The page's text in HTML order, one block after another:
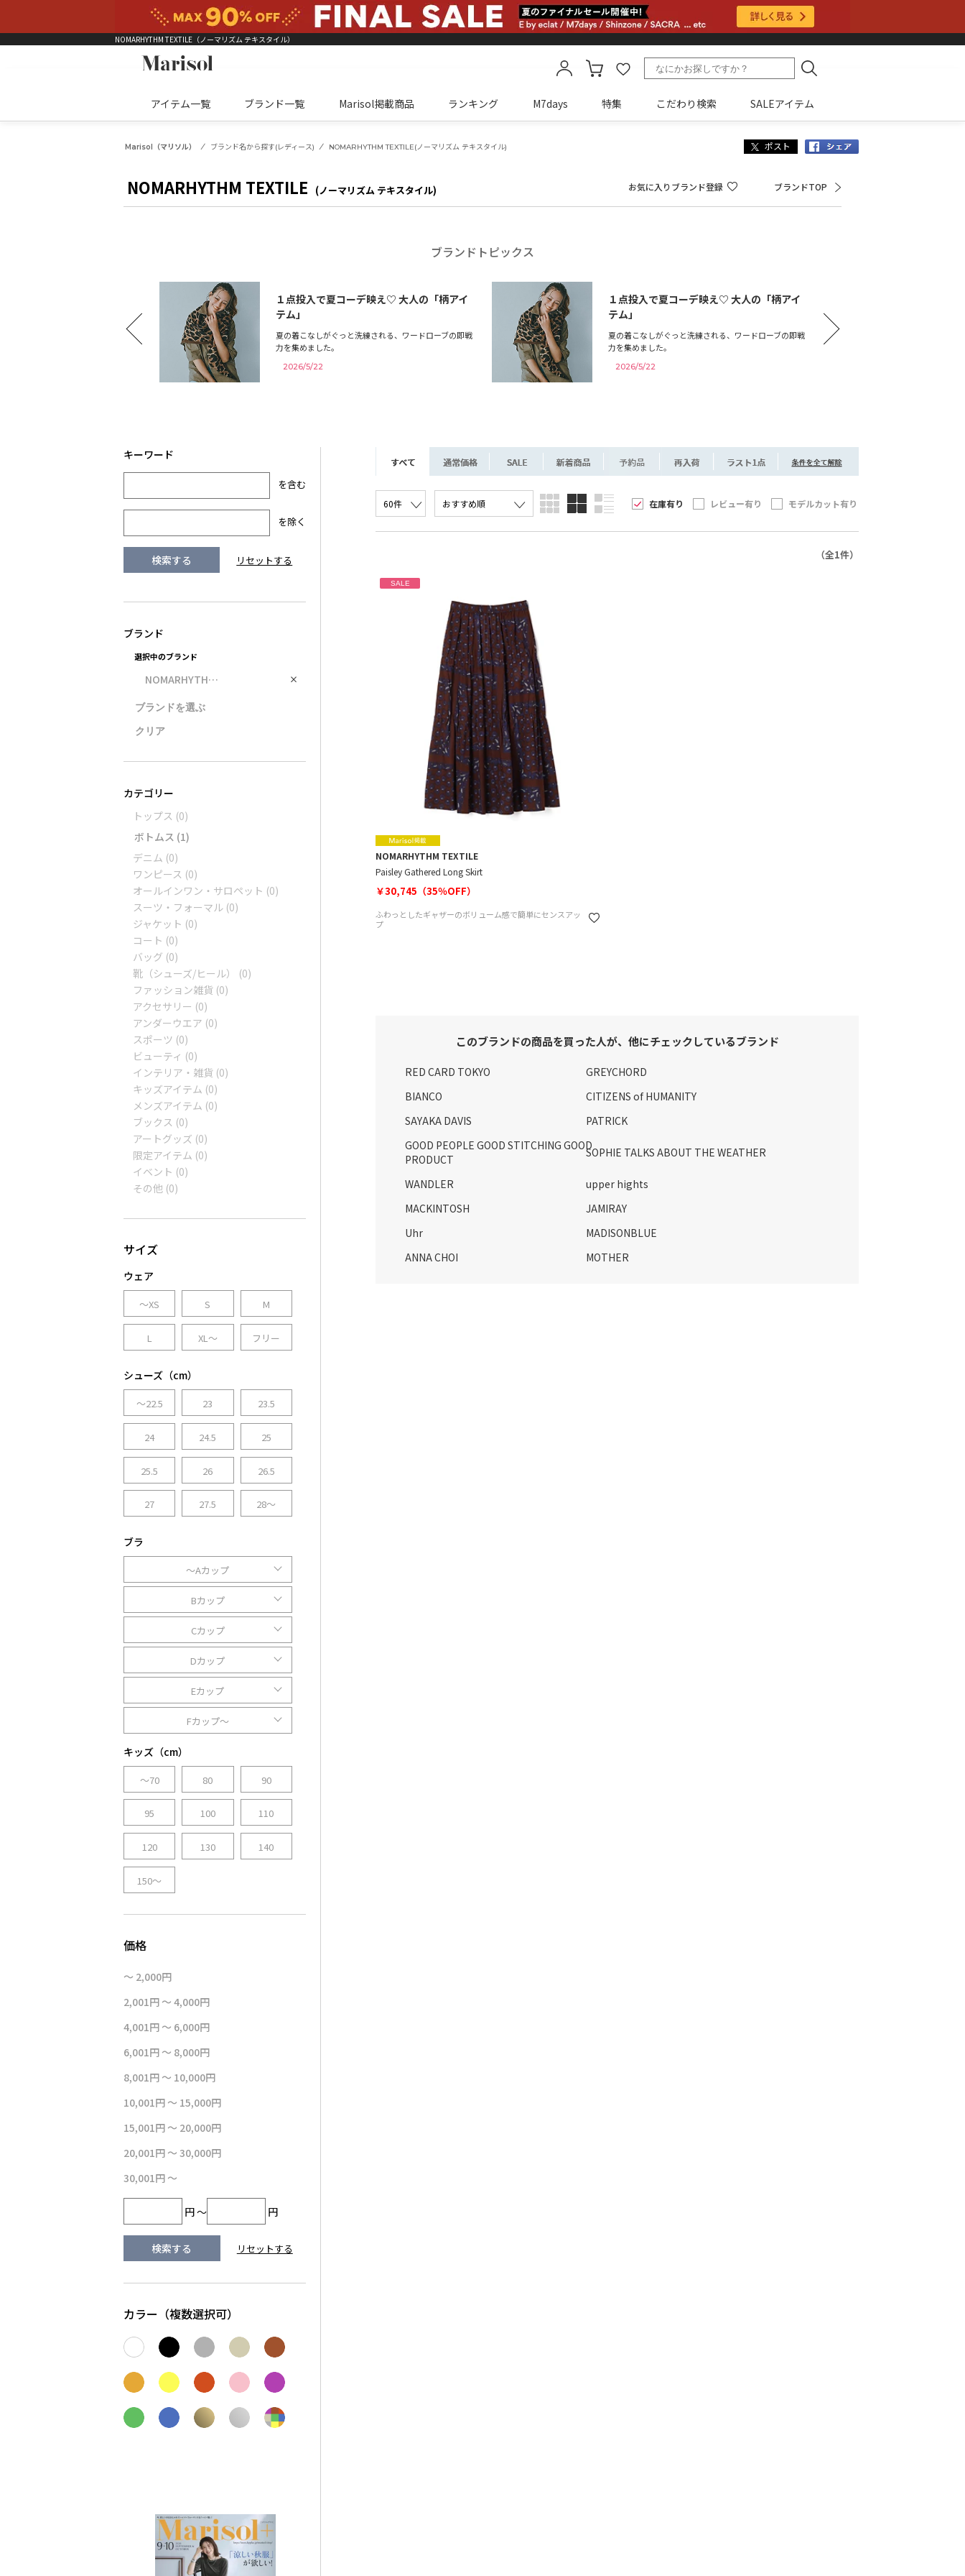
NOMARHYTHM TEXTILE（ノーマリズム テキスタイル）
アイテム一覧 ブランド一覧 Marisol掲載商品 ランキング M7days 特集 こだわり検索 SALEアイテム
Marisol（マリソル） ブランド名から探す(レディース) NOMARHYTHM TEXTILE(ノーマリズム テキスタイル)
NOMARHYTHM TEXTILE (ノーマリズム テキスタイル) お気に入りブランド登録 ブランドTOP
ブランドトピックス
１点投入で夏コーデ映え♡ 大人の「柄アイ
テム」
夏の着こなしがぐっと洗練される、ワードローブの即戦
力を集めました。
2026/5/22
１点投入で夏コーデ映え♡ 大人の「柄アイ
テム」
夏の着こなしがぐっと洗練される、ワードローブの即戦
力を集めました。
2026/5/22
を含む
を除く
選択中のブランド
×
NOMARHYTHM TEXTILE
トップス (0)
ボトムス (1)
デニム (0)
ワンピース (0)
オールインワン・サロペット (0)
スーツ・フォーマル (0)
ジャケット (0)
コート (0)
バッグ (0)
靴（シューズ/ヒール）
(0)
ファッション雑貨 (0)
アクセサリー (0)
アンダーウエア (0)
スポーツ (0)
ビューティ (0)
インテリア・雑貨 (0)
キッズアイテム (0)
メンズアイテム (0)
ブックス (0)
アートグッズ (0)
限定アイテム (0)
イベント (0)
その他 (0)
ウェア
～XS S M
L XL～ フリー
シューズ（cm）
～22.5 23 23.5
24 24.5 25
25.5 26 26.5
27 27.5 28～
ブラ
～Aカップ
Bカップ
Cカップ
Dカップ
Eカップ
Fカップ～
キッズ（cm）
～70 80 90
95 100 110
120 130 140
150～
～ 2,000円
2,001円 ～ 4,000円
4,001円 ～ 6,000円
6,001円 ～ 8,000円
8,001円 ～ 10,000円
10,001円 ～ 15,000円
15,001円 ～ 20,000円
20,001円 ～ 30,000円
30,001円 ～
円 ～ 円
在庫有り レビュー有り モデルカット有り
（全1件）
SALE
NOMARHYTHM TEXTILE
Paisley Gathered Long Skirt
￥30,745（35％OFF）
ふわっとしたギャザーのボリューム感で簡単にセンスアッ
プ
このブランドの商品を買った人が、他にチェックしているブランド
RED CARD TOKYO
GREYCHORD
BIANCO
CITIZENS of HUMANITY
SAYAKA DAVIS
PATRICK
GOOD PEOPLE GOOD STITCHING GOOD
PRODUCT
SOPHIE TALKS ABOUT THE WEATHER
WANDLER
upper hights
MACKINTOSH
JAMIRAY
Uhr
MADISONBLUE
ANNA CHOI
MOTHER